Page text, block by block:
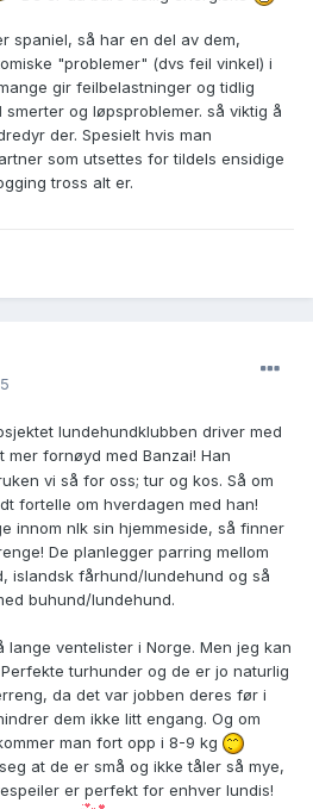
spaniel, så har en del av dem,
"problemer" (dvs feil vinkel) i
gir feilbelastninger og tidlig
og løpsproblemer. så viktig å
der. Spesielt hvis man
som utsettes for tildels ensidige
tross alt er.
lundehundklubben driver med
fornøyd med Banzai! Han
vi så for oss; tur og kos. Så om
fortelle om hverdagen med han!
innom nlk sin hjemmeside, så finner
De planlegger parring mellom
islandsk fårhund/lundehund og så
buhund/lundehund.
ventelister i Norge. Men jeg kan
turhunder og de er jo naturlig
da det var jobben deres før i
dem ikke litt engang. Og om
man fort opp i 8-9 kg
at de er små og ikke tåler så mye,
er perfekt for enhver lundis!